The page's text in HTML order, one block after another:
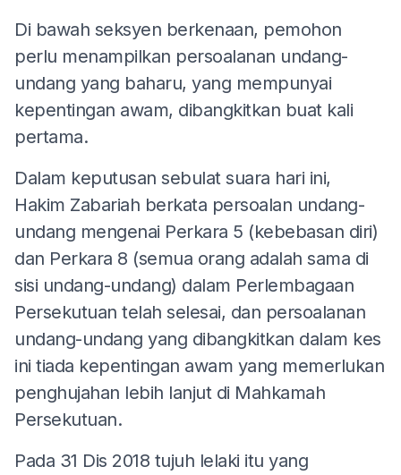
Di bawah seksyen berkenaan, pemohon
perlu menampilkan persoalanan undang-
undang yang baharu, yang mempunyai
kepentingan awam, dibangkitkan buat kali
pertama.
Dalam keputusan sebulat suara hari ini,
Hakim Zabariah berkata persoalan undang-
undang mengenai Perkara 5 (kebebasan diri)
dan Perkara 8 (semua orang adalah sama di
sisi undang-undang) dalam Perlembagaan
Persekutuan telah selesai, dan persoalanan
undang-undang yang dibangkitkan dalam kes
ini tiada kepentingan awam yang memerlukan
penghujahan lebih lanjut di Mahkamah
Persekutuan.
Pada 31 Dis 2018 tujuh lelaki itu yang